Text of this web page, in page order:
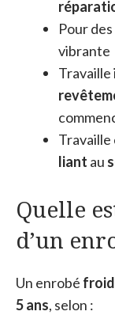
Pour des
vibrante
Travaille
Travaille
liant au
Quelle
d’un
Un enrobé froid
5 ans, selon :